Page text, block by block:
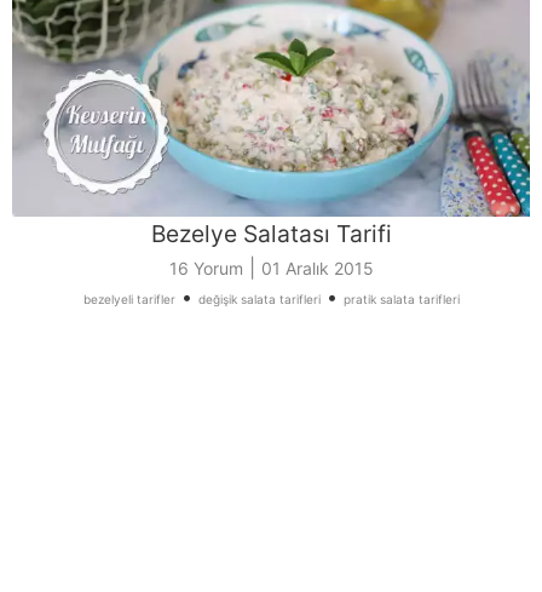
Bezelye Salatası Tarifi
16 Yorum 01 Aralık 2015
bezelyeli tarifler• değişik salata tarifleri• pratik salata tarifleri